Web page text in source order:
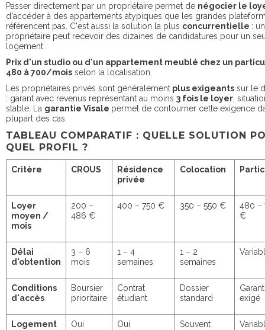
Passer directement par un propriétaire permet de négocier le
d'accéder à des appartements atypiques que les grandes
référencent pas. C'est aussi la solution la plus concurrentielle : un
propriétaire peut recevoir des dizaines de candidatures pour un
logement.
Prix d'un studio ou d'un appartement meublé chez un
480 à 700/mois selon la localisation.
Les propriétaires privés sont généralement plus exigeants sur le
: garant avec revenus représentant au moins 3 fois le loyer ,
stable. La garantie Visale permet de contourner cette exigence
plupart des cas.
TABLEAU COMPARATIF : QUELLE SOLUTION
QUEL PROFIL ?
Critère CROUS
Résidence
privée
Colocation
Loyer
moyen /
mois
200 –
486 €
400 – 750 € 350 – 550 €
480 –
€
Délai
d'obtention
3 – 6
mois
1 – 4
semaines
1 – 2
semaines
Conditions
d'accès
Boursier
prioritaire
Contrat
étudiant
Dossier
standard
Garant
exigé
Logement
Oui Oui Souvent